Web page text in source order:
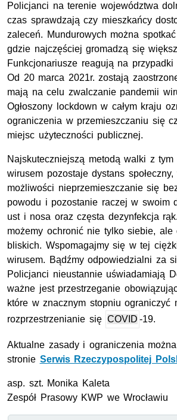
Policjanci na terenie województwa
czas sprawdzają czy mieszkańcy
zaleceń. Mundurowych można
gdzie najczęściej gromadzą się
Funkcjonariusze reagują na przypadki
Od 20 marca 2021r. zostają
mają na celu zwalczanie pandemii
Ogłoszony lockdown w całym kraju
ograniczenia w przemieszczaniu się
miejsc użyteczności publicznej.
Najskuteczniejszą metodą walki z
wirusem pozostaje dystans
możliwości nieprzemieszczanie się
powodu i pozostanie raczej w swoim
ust i nosa oraz częsta dezynfekcja
możemy ochronić nie tylko siebie, ale
bliskich. Wspomagajmy się w tej
wirusem. Bądźmy odpowiedzialni za
Policjanci nieustannie uświadamiają
ważne jest przestrzeganie
które w znacznym stopniu ograniczyć
rozprzestrzenianie się COVID -19.
Aktualne zasady i ograniczenia
stronie Serwis Rzeczypospolitej
asp. szt. Monika Kaleta
Zespół Prasowy KWP we Wrocławiu